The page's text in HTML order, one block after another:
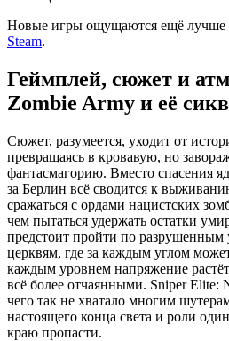
Новые игры ощущаются ещё лучше
Steam.
Геймплей, сюжет и
Zombie Army и её
Сюжет, разумеется, уходит от
превращаясь в кровавую, но
фантасмагорию. Вместо спасения
за Берлин всё сводится к
сражаться с ордами нацистских
чем пытаться удержать остатки
предстоит пройти по разрушенным
церквям, где за каждым углом
каждым уровнем напряжение
всё более отчаянными. Sniper Elite:
чего так не хватало многим
настоящего конца света и роли
краю пропасти.